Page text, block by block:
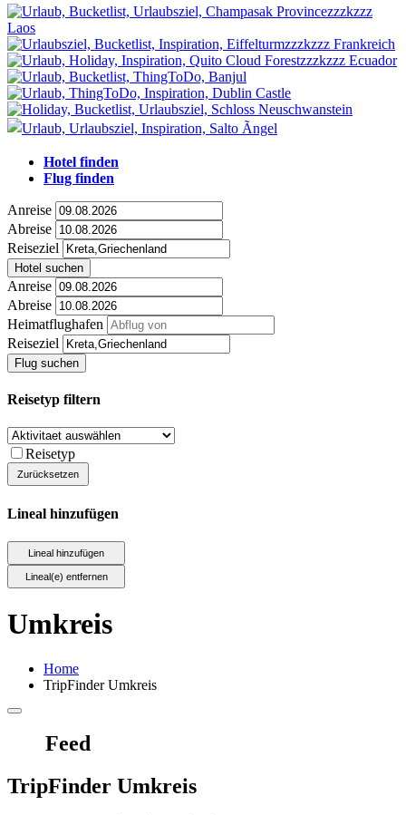
Hotel finden
Flug finden
Anreise
Abreise
Reiseziel
Hotel suchen
Anreise
Abreise
Heimatflughafen
Reiseziel
Flug suchen
Reisetyp filtern
Reisetyp
Lineal hinzufügen
Umkreis
Home
TripFinder Umkreis
Feed
TripFinder Umkreis